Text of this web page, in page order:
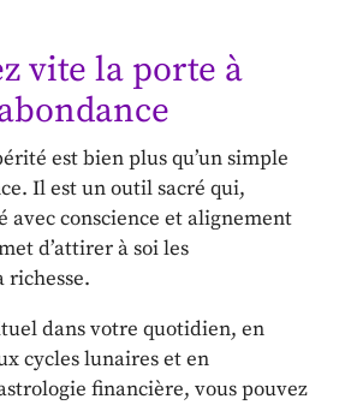
vite la porte à
est bien plus qu’un simple
Il est un outil sacré qui,
avec conscience et alignement
d’attirer à soi les
richesse.
dans votre quotidien, en
cycles lunaires et en
financière, vous pouvez